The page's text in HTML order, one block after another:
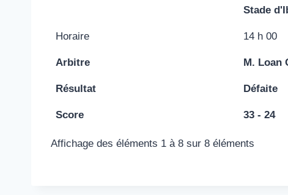
Stade
Horaire 14 h 00
Arbitre M. Loan
Résultat Défaite
Score 33 - 24
Affichage des éléments 1 à 8 sur 8 éléments